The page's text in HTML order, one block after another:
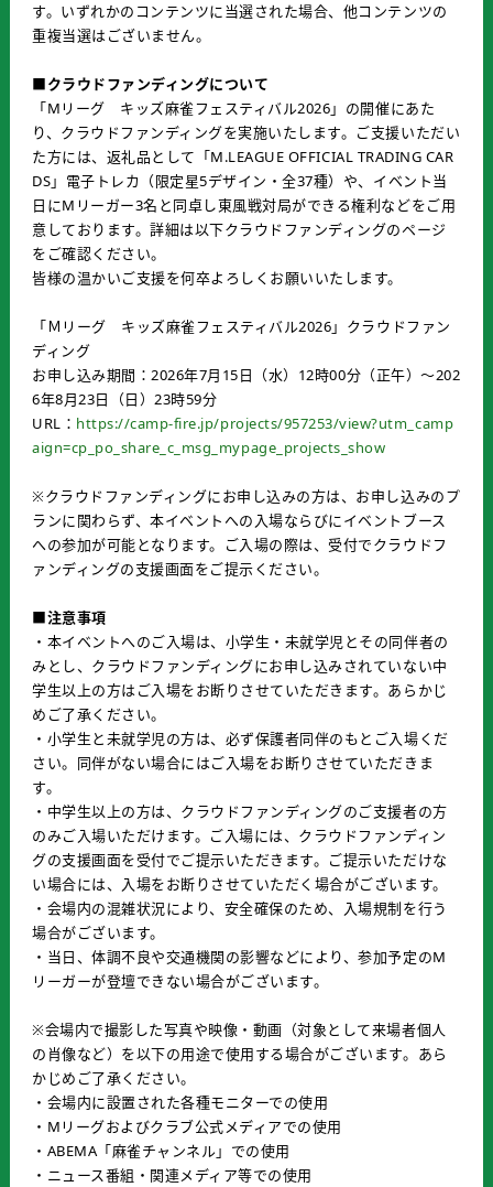
す。いずれかのコンテンツに当選された場合、他コンテンツの
重複当選はございません。
■クラウドファンディングについて
「Mリーグ キッズ麻雀フェスティバル2026」の開催にあた
り、クラウドファンディングを実施いたします。ご支援いただい
た方には、返礼品として「M.LEAGUE OFFICIAL TRADING CAR
DS」電子トレカ（限定星5デザイン・全37種）や、イベント当
日にMリーガー3名と同卓し東風戦対局ができる権利などをご用
意しております。詳細は以下クラウドファンディングのページ
をご確認ください。
皆様の温かいご支援を何卒よろしくお願いいたします。
「Ｍリーグ キッズ麻雀フェスティバル2026」クラウドファン
ディング
お申し込み期間：2026年7月15日（水）12時00分（正午）～202
6年8月23日（日）23時59分
URL： https://camp-fire.jp/projects/957253/view?utm_camp
aign=cp_po_share_c_msg_mypage_projects_show
※クラウドファンディングにお申し込みの方は、お申し込みのプ
ランに関わらず、本イベントへの入場ならびにイベントブース
への参加が可能となります。ご入場の際は、受付でクラウドフ
ァンディングの支援画面をご提示ください。
■注意事項
・本イベントへのご入場は、小学生・未就学児とその同伴者の
みとし、クラウドファンディングにお申し込みされていない中
学生以上の方はご入場をお断りさせていただきます。あらかじ
めご了承ください。
・小学生と未就学児の方は、必ず保護者同伴のもとご入場くだ
さい。同伴がない場合にはご入場をお断りさせていただきま
す。
・中学生以上の方は、クラウドファンディングのご支援者の方
のみご入場いただけます。ご入場には、クラウドファンディン
グの支援画面を受付でご提示いただきます。ご提示いただけな
い場合には、入場をお断りさせていただく場合がございます。
・会場内の混雑状況により、安全確保のため、入場規制を行う
場合がございます。
・当日、体調不良や交通機関の影響などにより、参加予定のM
リーガーが登壇できない場合がございます。
※会場内で撮影した写真や映像・動画（対象として来場者個人
の肖像など）を以下の用途で使用する場合がございます。あら
かじめご了承ください。
・会場内に設置された各種モニターでの使用
・Mリーグおよびクラブ公式メディアでの使用
・ABEMA「麻雀チャンネル」での使用
・ニュース番組・関連メディア等での使用